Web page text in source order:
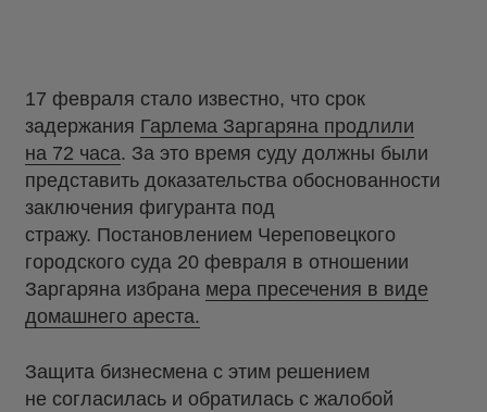
17 февраля стало известно, что срок
задержания Гарлема Заргаряна продлили
на 72 часа. За это время суду должны были
представить доказательства обоснованности
заключения фигуранта под
стражу. Постановлением Череповецкого
городского суда 20 февраля в отношении
Заргаряна избрана мера пресечения в виде
домашнего ареста.
Защита бизнесмена с этим решением
не согласилась и обратилась с жалобой